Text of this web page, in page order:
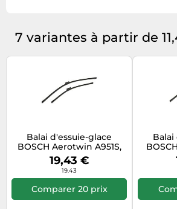
7 variantes à partir de
Balai d'essuie-glace
BOSCH Aerotwin A951S,
650/475mm, Avant, 2
Pièce
19,43 €
19.43
Comparer 20 prix
Balai